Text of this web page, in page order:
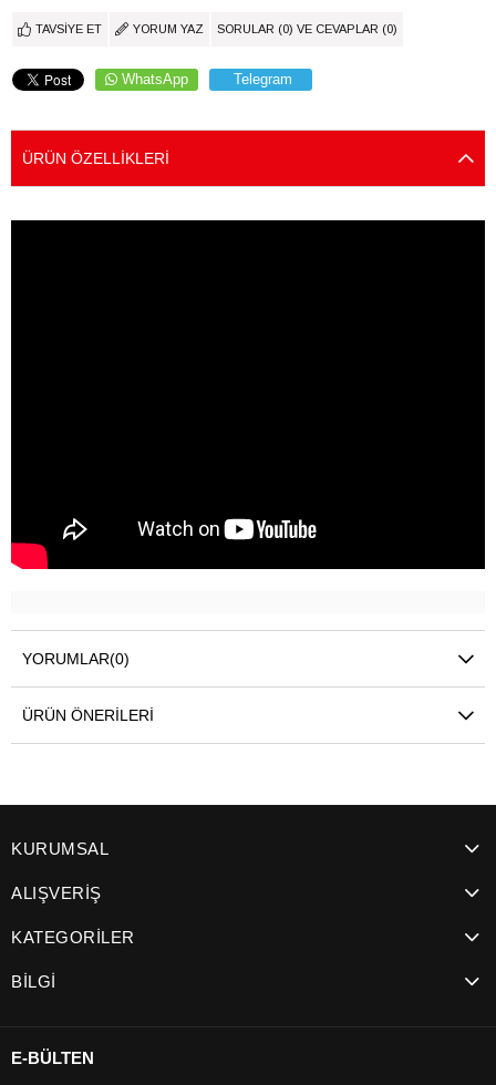
TAVSIYE ET YORUM YAZ SORULAR (0) VE CEVAPLAR (0)
WhatsApp Telegram
ÜRÜN ÖZELLIKLERI
YORUMLAR(0)
ÜRÜN ÖNERILERI
KURUMSAL
ALIŞVERİŞ
KATEGORİLER
BİLGİ
E-BÜLTEN